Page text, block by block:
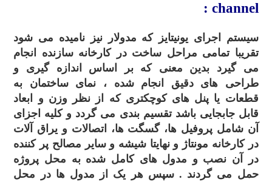
channel :
سیستم اجرای یونیتایز که مدولار نیز نامیده می شود
تقریبا تمامی مراحل ساخت در کارخانه سازنده انجام
می گیرد بدین معنی که بر اساس اندازه گیری و
طراحی های دقیق انجام شده ، نمای ساختمان به
قطعات یا پنل های کوچکتری که از نظر وزن و ابعاد
قابل جابجایی باشد تقسیم بندی می گردد و کلیه اجزای
آن شامل پروفیل ها، گسگت ها، اتصالات و یراق آلات
در کارخانه مونتاژ و نهایتا شیشه و سایر مصالح پر کننده
در آن نصب و مدول های کامل شده به محل پروژه
حمل می گردند . سپس هر یک از مدول ها در محل